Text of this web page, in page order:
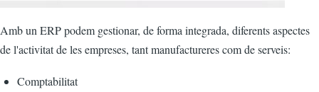
Amb un ERP podem gestionar, de forma integrada, diferents aspectes
de l'activitat de les empreses, tant manufactureres com de serveis:
Comptabilitat